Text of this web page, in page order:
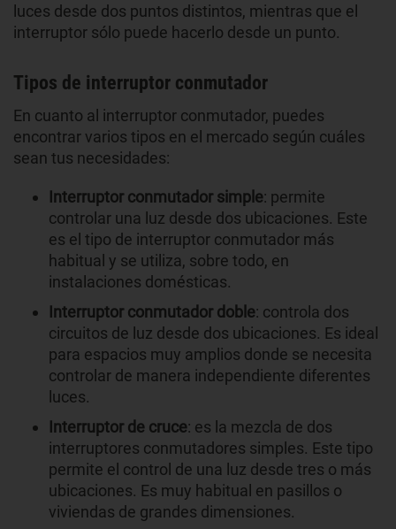
luces desde dos puntos distintos, mientras que el
interruptor sólo puede hacerlo desde un punto.
Tipos de interruptor conmutador
En cuanto al interruptor conmutador, puedes
encontrar varios tipos en el mercado según cuáles
sean tus necesidades:
Interruptor conmutador simple: permite
controlar una luz desde dos ubicaciones. Este
es el tipo de interruptor conmutador más
habitual y se utiliza, sobre todo, en
instalaciones domésticas.
Interruptor conmutador doble: controla dos
circuitos de luz desde dos ubicaciones. Es ideal
para espacios muy amplios donde se necesita
controlar de manera independiente diferentes
luces.
Interruptor de cruce: es la mezcla de dos
interruptores conmutadores simples. Este tipo
permite el control de una luz desde tres o más
ubicaciones. Es muy habitual en pasillos o
viviendas de grandes dimensiones.